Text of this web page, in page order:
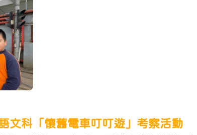
文科「懷舊電車叮叮遊」考察活動